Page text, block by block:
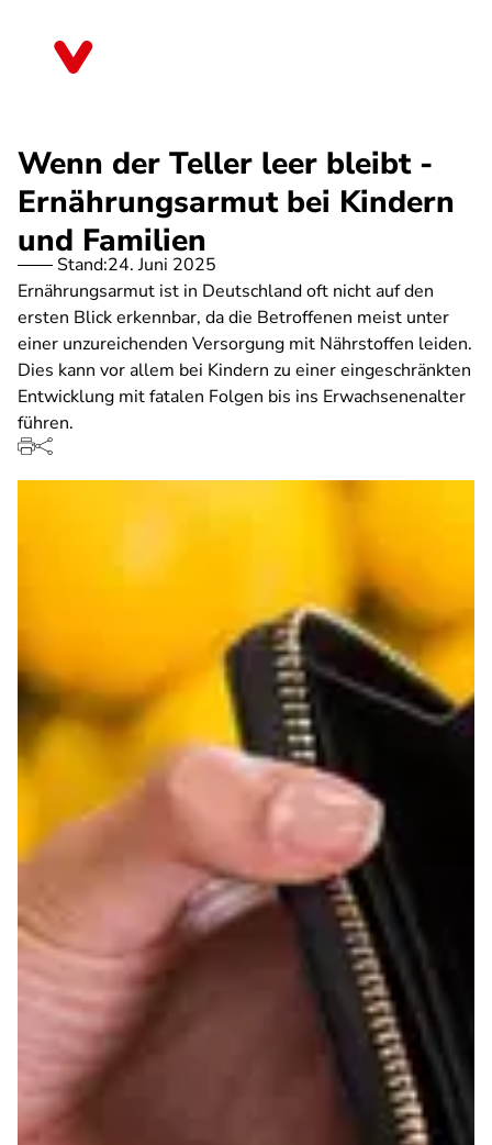
Wenn der Teller leer bleibt -
Ernährungsarmut bei Kindern
und Familien
Stand:24. Juni 2025
Ernährungsarmut ist in Deutschland oft nicht auf den
ersten Blick erkennbar, da die Betroffenen meist unter
einer unzureichenden Versorgung mit Nährstoffen leiden.
Dies kann vor allem bei Kindern zu einer eingeschränkten
Entwicklung mit fatalen Folgen bis ins Erwachsenenalter
führen.